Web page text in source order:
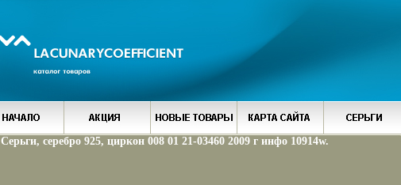
Серьги, серебро 925, циркон 008 01 21-03460 2009 г инфо 10914w.